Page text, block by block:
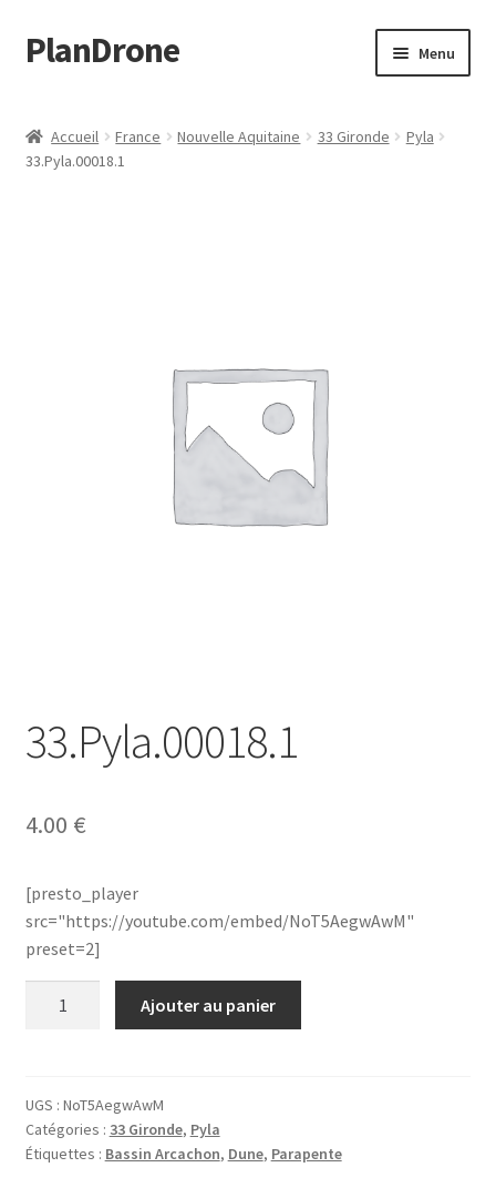
Aller
à
navigation
Aller
au
PlanDrone Menu
Boutique
Validation de la commande
Accueil France Nouvelle Aquitaine 33 Gironde
Pyla
33.Pyla.00018.1
33.Pyla.00018.1
4.00 €
[presto_player
src="https://youtube.com/embed/NoT5AegwAwM"
preset=2]
Ajouter au panier
UGS : NoT5AegwAwM
Catégories : 33 Gironde, Pyla
Étiquettes : Bassin Arcachon, Dune, Parapente